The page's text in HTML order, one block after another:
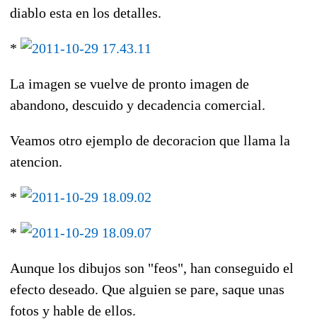
diablo esta en los detalles.
*
La imagen se vuelve de pronto imagen de
abandono, descuido y decadencia comercial.
Veamos otro ejemplo de decoracion que llama la
atencion.
*
*
Aunque los dibujos son "feos", han conseguido el
efecto deseado. Que alguien se pare, saque unas
fotos y hable de ellos.